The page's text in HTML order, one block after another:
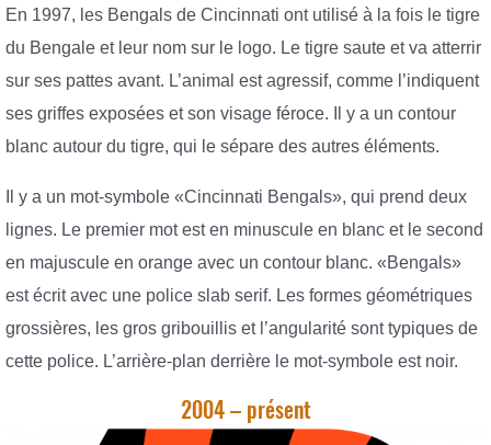
En 1997, les Bengals de Cincinnati ont utilisé à la fois le tigre
du Bengale et leur nom sur le logo. Le tigre saute et va atterrir
sur ses pattes avant. L’animal est agressif, comme l’indiquent
ses griffes exposées et son visage féroce. Il y a un contour
blanc autour du tigre, qui le sépare des autres éléments.
Il y a un mot-symbole «Cincinnati Bengals», qui prend deux
lignes. Le premier mot est en minuscule en blanc et le second
en majuscule en orange avec un contour blanc. «Bengals»
est écrit avec une police slab serif. Les formes géométriques
grossières, les gros gribouillis et l’angularité sont typiques de
cette police. L’arrière-plan derrière le mot-symbole est noir.
2004 – présent